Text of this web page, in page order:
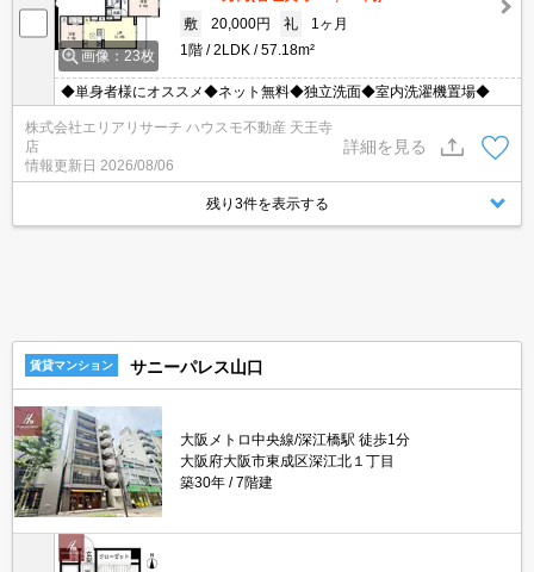
画像：23枚
敷
20,000円 礼
1ヶ月
1階
2LDK 57.18m²
◆単身者様にオススメ◆ネット無料◆独立洗面◆室内洗濯機置場◆
株式会社エリアリサーチ ハウスモ不動産 天王寺
店
情報更新日 2026/08/06
詳細を見る
残り3件を表示する
賃貸マンション サニーパレス山口
大阪メトロ中央線/深江橋駅 徒歩1分
大阪府大阪市東成区深江北１丁目
築30年
7階建